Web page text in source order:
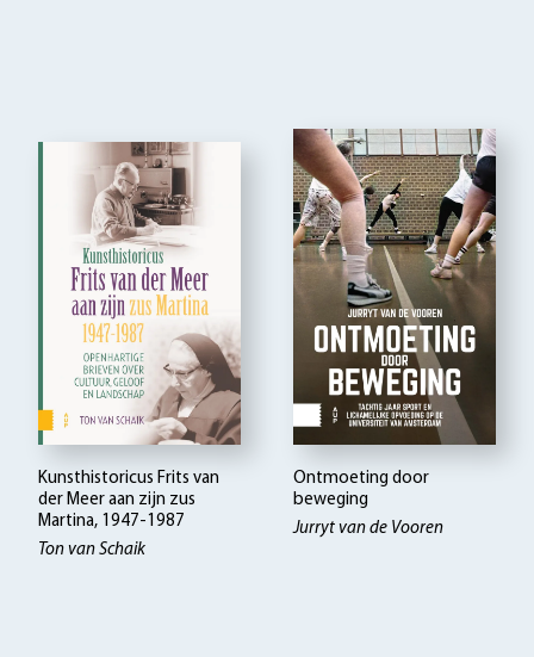
Kunsthistoricus Frits van
der Meer aan zijn zus
Martina, 1947-1987
Ton van Schaik
Ontmoeting door
beweging
Jurryt van de Vooren